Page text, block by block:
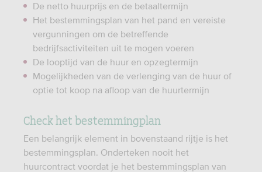
De netto huurprijs en de betaaltermijn
Het bestemmingsplan van het pand en vereiste
vergunningen om de betreffende
bedrijfsactiviteiten uit te mogen voeren
De looptijd van de huur en opzegtermijn
Mogelijkheden van de verlenging van de huur of
optie tot koop na afloop van de huurtermijn
Check het bestemmingplan
Een belangrijk element in bovenstaand rijtje is het
bestemmingsplan. Onderteken nooit het
huurcontract voordat je het bestemmingsplan van